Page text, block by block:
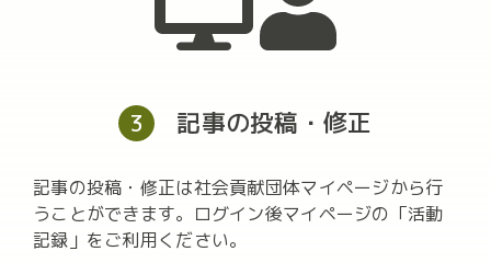
3 記事の投稿・修正
記事の投稿・修正は社会貢献団体マイページから行
うことができます。ログイン後マイページの「活動
記録」をご利用ください。